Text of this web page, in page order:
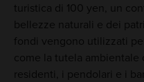
turistica di 100 yen, un
bellezze naturali e dei
fondi vengono utilizzati
come la tutela ambientale
residenti, i pendolari e i